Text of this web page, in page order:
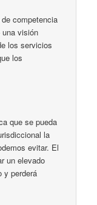
competencia
visión
los servicios
los
que se pueda
la
evitar. El
un elevado
y perderá